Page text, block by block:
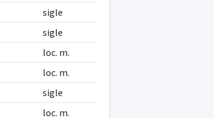
sigle
sigle
loc. m.
loc. m.
sigle
loc. m.